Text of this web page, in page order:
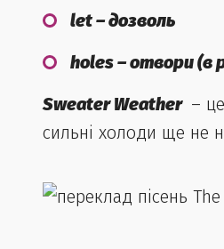
let – дозволь
holes – отвори (в
Sweater Weather –
сильні холоди ще не